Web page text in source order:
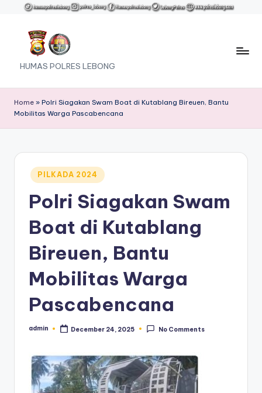
content
HUMAS POLRES LEBONG
Home » Polri Siagakan Swam Boat di Kutablang Bireuen, Bantu
Mobilitas Warga Pascabencana
Posted
in
PILKADA 2024
Polri Siagakan Swam
Boat di Kutablang
Bireuen, Bantu
Mobilitas Warga
Pascabencana
Posted
admin December 24, 2025 No Comments